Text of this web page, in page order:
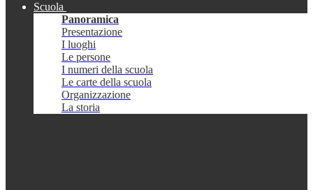
Scuola
Panoramica
Presentazione
I luoghi
Le persone
I numeri della scuola
Le carte della scuola
Organizzazione
La storia